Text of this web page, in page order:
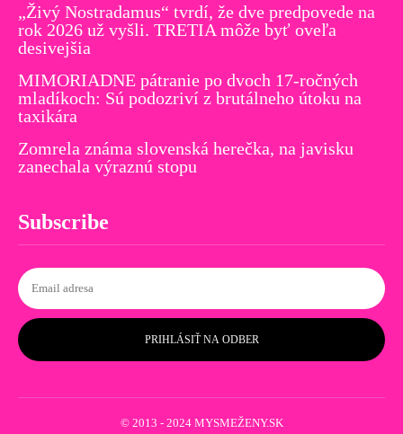
„Živý Nostradamus“ tvrdí, že dve predpovede na
rok 2026 už vyšli. TRETIA môže byť oveľa
desivejšia
MIMORIADNE pátranie po dvoch 17-ročných
mladíkoch: Sú podozriví z brutálneho útoku na
taxikára
Zomrela známa slovenská herečka, na javisku
zanechala výraznú stopu
Subscribe
PRIHLÁSIŤ NA ODBER
© 2013 - 2024 MYSMEŽENY.SK